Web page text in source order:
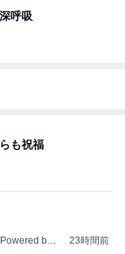
呼吸
も祝福
by
23時間前